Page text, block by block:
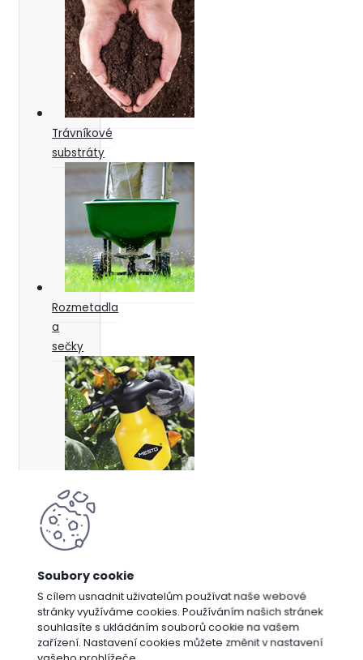
S cílem usnadnit uživatelům používat naše webové
stránky využíváme cookies. Používáním našich stránek
souhlasíte s ukládáním souborů cookie na vašem
zařízení. Nastavení cookies můžete změnit v nastavení
Trávníkové
substráty
Rozmetadla
a
sečky
Postřikovače
Dárkové